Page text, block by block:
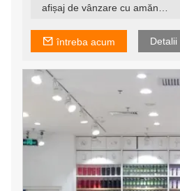
întreba acum Detalii